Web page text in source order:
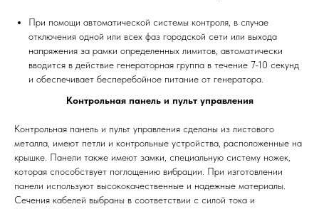
При помощи автоматической системы контроля, в случае
отключения одной или всех фаз городской сети или выхода
напряжения за рамки определенных лимитов, автоматически
вводится в действие генераторная группа в течение 7-10 секунд
и обеспечивает бесперебойное питание от генератора.
Контрольная панель и пульт управления
Контрольная панель и пульт управления сделаны из листового
металла, имеют петли и контрольные устройства, расположенные на
крышке. Панели также имеют замки, специальную систему ножек,
которая способствует поглощению вибрации. При изготовлении
панели используют высококачественные и надежные материалы.
Сечения кабелей выбраны в соответствии с силой тока и